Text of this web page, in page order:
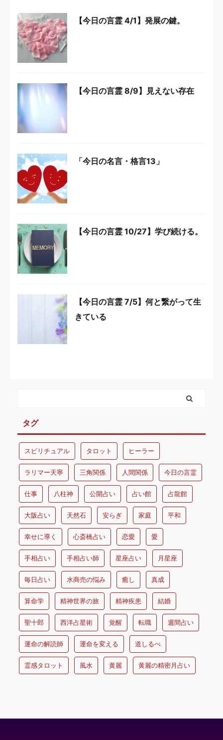
【今日の言霊 4/1】発展の鍵。
【今日の言霊 8/9】見えない存在
「今日の名言・格言13」
【今日の言霊 10/27】学び続ける。
【今日の言霊 7/5】何と繋がって生
きている
タグ
スピリチュアル タロット ヒーラー
ラリマー天寧 三角関係 人間関係 今日の言霊
仕事 八柱神 公開占い 占い館 占龍館
大阪占い 天然石 安らぎ 家庭 平和
幸せに導く 心斎橋占い 恋愛 愛
手相占い 手相占い師 星座占い 月星座
毎日占い 水商売の悩み 癒し 真成
算命学 精神世界の旅 精神疾患 結婚
聖十郎 西洋占星術 覚醒 転職 週間占い
運命の解読師 運命を変える 道しるべ
霊感タロット 風水 黄麗 黄麗の精密月占い